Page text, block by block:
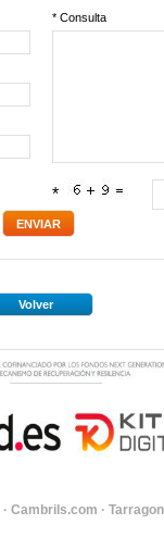
* Consulta
*
Volver
· Cambrils.com ·